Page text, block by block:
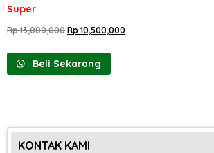
Super
Rp13,000,000 Rp 10,500,000
Beli Sekarang
KONTAK KAMI